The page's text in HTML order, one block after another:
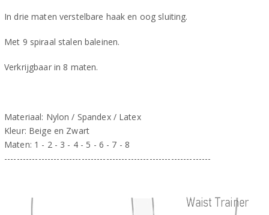
In drie maten verstelbare haak en oog sluiting.
Met 9 spiraal stalen baleinen.
Verkrijgbaar in 8 maten.
Materiaal: Nylon / Spandex / Latex
Kleur: Beige en Zwart
Maten: 1 - 2 - 3 - 4 - 5 - 6 - 7 - 8
-------------------------------------------------------------------